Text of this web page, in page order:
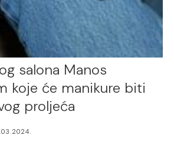
salona Manos
koje će manikure biti
proljeća